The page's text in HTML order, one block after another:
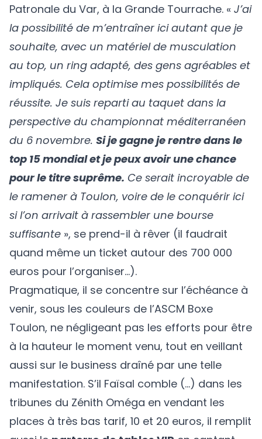
Patronale du Var, à la Grande Tourrache. « J’ai
la possibilité de m’entraîner ici autant que je
souhaite, avec un matériel de musculation
au top, un ring adapté, des gens agréables et
impliqués. Cela optimise mes possibilités de
réussite. Je suis reparti au taquet dans la
perspective du championnat méditerranéen
du 6 novembre. Si je gagne je rentre dans le
top 15 mondial et je peux avoir une chance
pour le titre suprême. Ce serait incroyable de
le ramener à Toulon, voire de le conquérir ici
si l’on arrivait à rassembler une bourse
suffisante », se prend-il à rêver (il faudrait
quand même un ticket autour des 700 000
euros pour l’organiser…).
Pragmatique, il se concentre sur l’échéance à
venir, sous les couleurs de l’ASCM Boxe
Toulon, ne négligeant pas les efforts pour être
à la hauteur le moment venu, tout en veillant
aussi sur le business draîné par une telle
manifestation. S’il Faïsal comble (…) dans les
tribunes du Zénith Oméga en vendant les
places à très bas tarif, 10 et 20 euros, il remplit